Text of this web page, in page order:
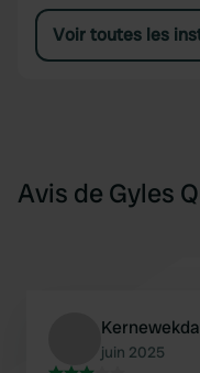
Voir toutes les
Avis de Gyles
juin 2025